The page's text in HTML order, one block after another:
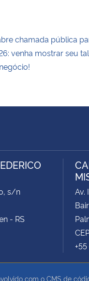
chamada pública
venha mostrar seu
s/n
- RS
Av.
com o CMS de